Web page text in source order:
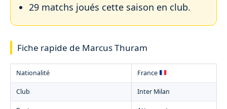
29 matchs joués cette saison en club.
Fiche rapide de Marcus Thuram
Nationalité France
Club Inter Milan